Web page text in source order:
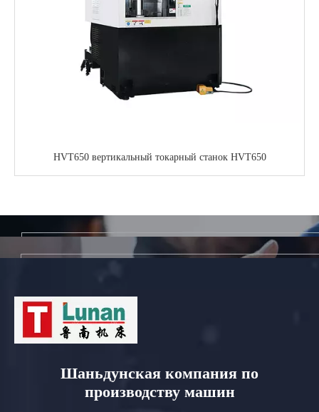
HVT650 вертикальный токарный станок HVT650
Шаньдунская компания по
производству машин